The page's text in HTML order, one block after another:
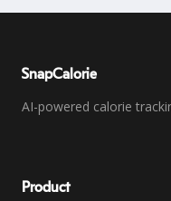
SnapCalorie
AI-powered calorie
Product